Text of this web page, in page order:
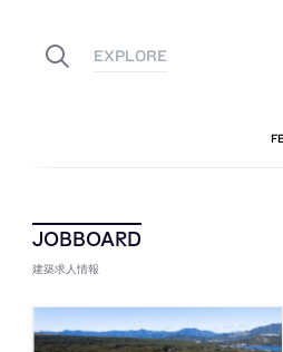
建築求人情報